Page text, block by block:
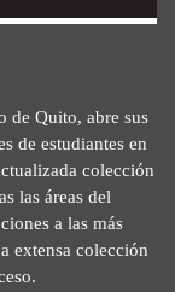
de Quito, abre sus
de estudiantes en
colección
las áreas del
a las más
extensa colección